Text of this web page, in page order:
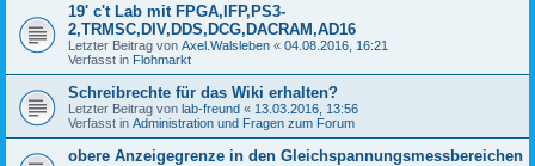
19' c't Lab mit FPGA,IFP,PS3-
2,TRMSC,DIV,DDS,DCG,DACRAM,AD16
Letzter Beitrag von Axel.Walsleben « 04.08.2016, 16:21
Verfasst in Flohmarkt
Schreibrechte für das Wiki erhalten?
Letzter Beitrag von lab-freund « 13.03.2016, 13:56
Verfasst in Administration und Fragen zum Forum
obere Anzeigegrenze in den Gleichspannungsmessbereichen